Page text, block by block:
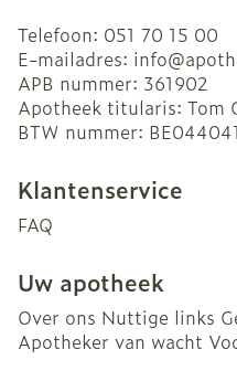
Telefoon: 051 70 15 00
E-mailadres: info@
APB nummer: 361902
Apotheek titularis: Tom
BTW nummer:
Klantenservice
FAQ
Uw apotheek
Over ons Nuttige links
Apotheker van wacht